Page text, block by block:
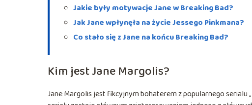
Jakie były motywacje Jane w Breaking Bad?
Jak Jane wpłynęła na życie Jessego Pinkmana?
Co stało się z Jane na końcu Breaking Bad?
Kim jest Jane Margolis?
Jane Margolis jest fikcyjnym bohaterem z popularnego serialu